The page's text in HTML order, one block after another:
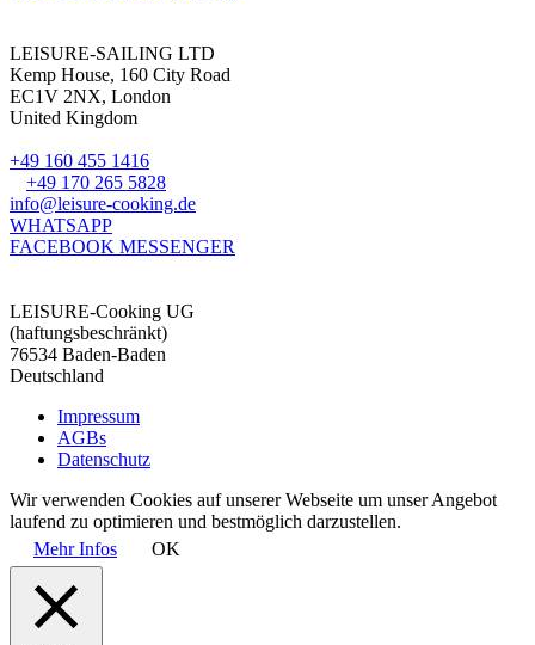
LEISURE-SAILING LTD
Kemp House, 160 City Road
EC1V 2NX, London
United Kingdom
+49 160 455 1416
+49 170 265 5828
info@leisure-cooking.de
WHATSAPP
FACEBOOK MESSENGER
LEISURE-Cooking UG
(haftungsbeschränkt)
76534 Baden-Baden
Deutschland
Impressum
AGBs
Datenschutz
Wir verwenden Cookies auf unserer Webseite um unser Angebot
laufend zu optimieren und bestmöglich darzustellen.
Mehr Infos
OK